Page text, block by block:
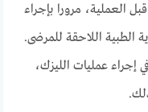
العملية، مرورا بإجراء
الطبية اللاحقة للمرضى.
عمليات الليزك،